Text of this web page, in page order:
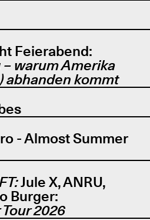
Feierabend:
warum Amerika
abhanden kommt
- Almost Summer
Jule X, ANRU,
Burger:
2026